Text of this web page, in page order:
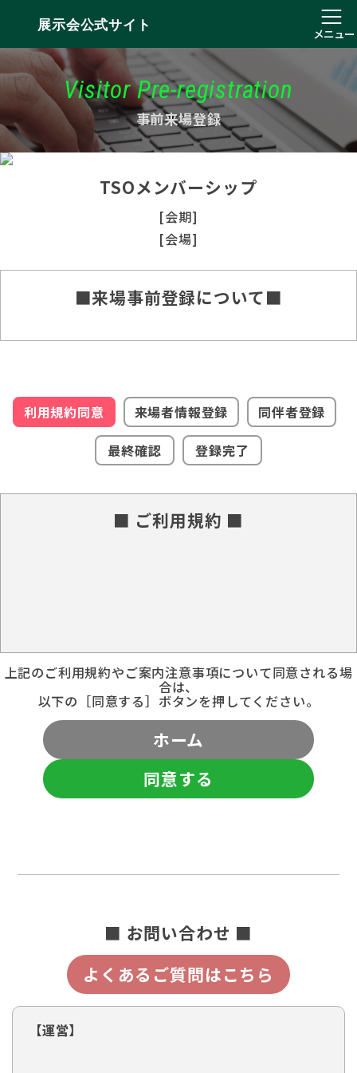
展示会公式サイト
メニュー
Visitor Pre-registration
事前来場登録
TSOメンバーシップ
[会期]
[会場]
■来場事前登録について■
利用規約同意 来場者情報登録
同伴者登録
最終確認
登録完了
■ ご利用規約 ■
上記のご利用規約やご案内注意事項について同意される場
合は、
以下の［同意する］ボタンを押してください。
ホーム
同意する
■ お問い合わせ ■
よくあるご質問はこちら
【運営】